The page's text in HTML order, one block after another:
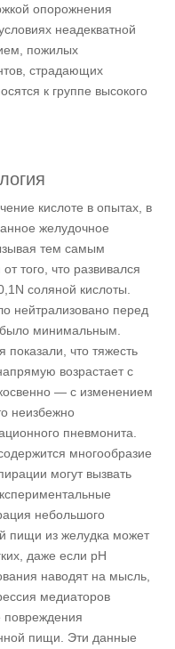
опорожнения
неадекватной
пожилых
страдающих
к группе высокого
кислоте в опытах, в
желудочное
тем самым
того, что развивался
соляной кислоты.
нейтрализовано перед
минимальным.
что тяжесть
возрастает с
— с изменением
неизбежно
пневмонита.
многообразие
могут вызвать
небольшого
пищи из желудка может
даже если pH
наводят на мысль,
медиаторов
повреждения
пищи. Эти данные